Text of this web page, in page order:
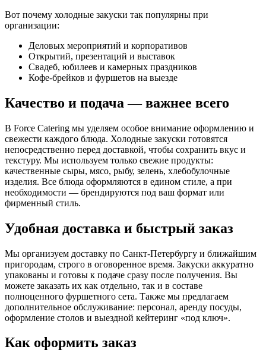
Вот почему холодные закуски так популярны при
организации:
Деловых мероприятий и корпоративов
Открытий, презентаций и выставок
Свадеб, юбилеев и камерных праздников
Кофе-брейков и фуршетов на выезде
Качество и подача — важнее всего
В Force Catering мы уделяем особое внимание оформлению и
свежести каждого блюда. Холодные закуски готовятся
непосредственно перед доставкой, чтобы сохранить вкус и
текстуру. Мы используем только свежие продукты:
качественные сыры, мясо, рыбу, зелень, хлебобулочные
изделия. Все блюда оформляются в едином стиле, а при
необходимости — брендируются под ваш формат или
фирменный стиль.
Удобная доставка и быстрый заказ
Мы организуем доставку по Санкт-Петербургу и ближайшим
пригородам, строго в оговоренное время. Закуски аккуратно
упакованы и готовы к подаче сразу после получения. Вы
можете заказать их как отдельно, так и в составе
полноценного фуршетного сета. Также мы предлагаем
дополнительное обслуживание: персонал, аренду посуды,
оформление столов и выездной кейтеринг «под ключ».
Как оформить заказ